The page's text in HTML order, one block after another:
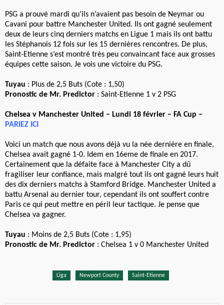
PSG a prouvé mardi qu’ils n’avaient pas besoin de Neymar ou
Cavani pour battre Manchester United. Ils ont gagné seulement
deux de leurs cinq derniers matchs en Ligue 1 mais ils ont battu
les Stéphanois 12 fois sur les 15 dernières rencontres. De plus,
Saint-Etienne s’est montré très peu convaincant face aux grosses
équipes cette saison. Je vois une victoire du PSG.
Tuyau : Plus de 2,5 Buts (Cote : 1,50)
Pronostic de Mr. Predictor : Saint-Etienne 1 v 2 PSG
Chelsea v Manchester United – Lundi 18 février – FA Cup –
PARIEZ ICI
Voici un match que nous avons déjà vu la née dernière en finale,
Chelsea avait gagné 1-0. Idem en 16eme de finale en 2017.
Certainement que la défaite face à Manchester City a dû
fragiliser leur confiance, mais malgré tout ils ont gagné leurs huit
des dix derniers matchs à Stamford Bridge. Manchester United a
battu Arsenal au dernier tour, cependant ils ont souffert contre
Paris ce qui peut mettre en péril leur tactique. Je pense que
Chelsea va gagner.
Tuyau : Moins de 2,5 Buts (Cote : 1,95)
Pronostic de Mr. Predictor : Chelsea 1 v 0 Manchester United
Liga Newport County Saint-Etienne